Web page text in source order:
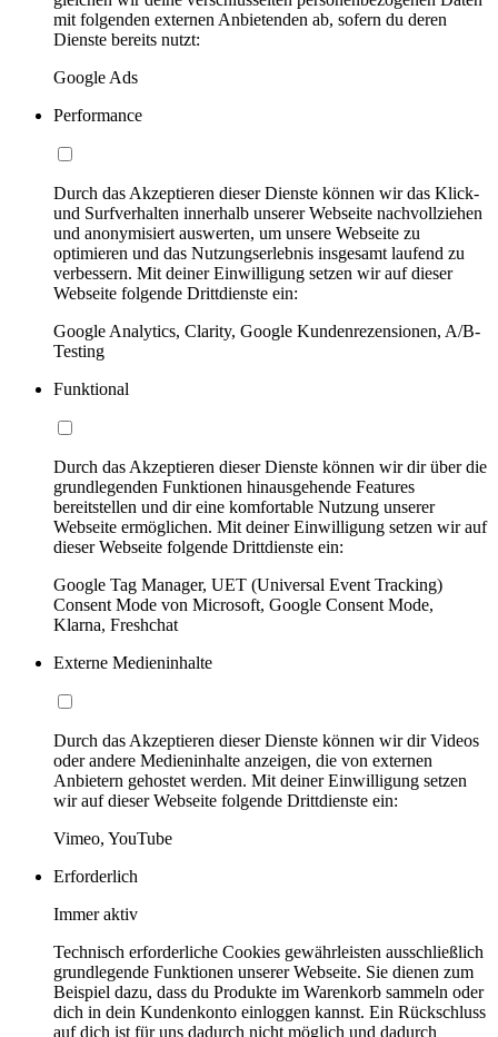
mit folgenden externen Anbietenden ab, sofern du deren
Dienste bereits nutzt:
Google Ads
Performance
Durch das Akzeptieren dieser Dienste können wir das Klick-
und Surfverhalten innerhalb unserer Webseite nachvollziehen
und anonymisiert auswerten, um unsere Webseite zu
optimieren und das Nutzungserlebnis insgesamt laufend zu
verbessern. Mit deiner Einwilligung setzen wir auf dieser
Webseite folgende Drittdienste ein:
Google Analytics, Clarity, Google Kundenrezensionen, A/B-
Testing
Funktional
Durch das Akzeptieren dieser Dienste können wir dir über die
grundlegenden Funktionen hinausgehende Features
bereitstellen und dir eine komfortable Nutzung unserer
Webseite ermöglichen. Mit deiner Einwilligung setzen wir auf
dieser Webseite folgende Drittdienste ein:
Google Tag Manager, UET (Universal Event Tracking)
Consent Mode von Microsoft, Google Consent Mode,
Klarna, Freshchat
Externe Medieninhalte
Durch das Akzeptieren dieser Dienste können wir dir Videos
oder andere Medieninhalte anzeigen, die von externen
Anbietern gehostet werden. Mit deiner Einwilligung setzen
wir auf dieser Webseite folgende Drittdienste ein:
Vimeo, YouTube
Erforderlich
Immer aktiv
Technisch erforderliche Cookies gewährleisten ausschließlich
grundlegende Funktionen unserer Webseite. Sie dienen zum
Beispiel dazu, dass du Produkte im Warenkorb sammeln oder
dich in dein Kundenkonto einloggen kannst. Ein Rückschluss
auf dich ist für uns dadurch nicht möglich und dadurch